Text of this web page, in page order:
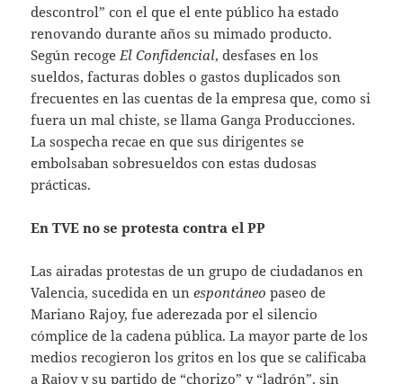
descontrol” con el que el ente público ha estado
renovando durante años su mimado producto.
Según recoge El Confidencial, desfases en los
sueldos, facturas dobles o gastos duplicados son
frecuentes en las cuentas de la empresa que, como si
fuera un mal chiste, se llama Ganga Producciones.
La sospecha recae en que sus dirigentes se
embolsaban sobresueldos con estas dudosas
prácticas.
En TVE no se protesta contra el PP
Las airadas protestas de un grupo de ciudadanos en
Valencia, sucedida en unespontáneo paseo de
Mariano Rajoy, fue aderezada por el silencio
cómplice de la cadena pública. La mayor parte de los
medios recogieron los gritos en los que se calificaba
a Rajoy y su partido de “chorizo” y “ladrón”, sin